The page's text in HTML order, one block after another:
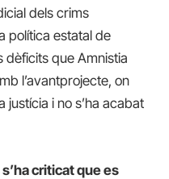
dels crims
política estatal de
dèficits que Amnistia
l’avantprojecte, on
justícia i no s’ha acabat
criticat que es